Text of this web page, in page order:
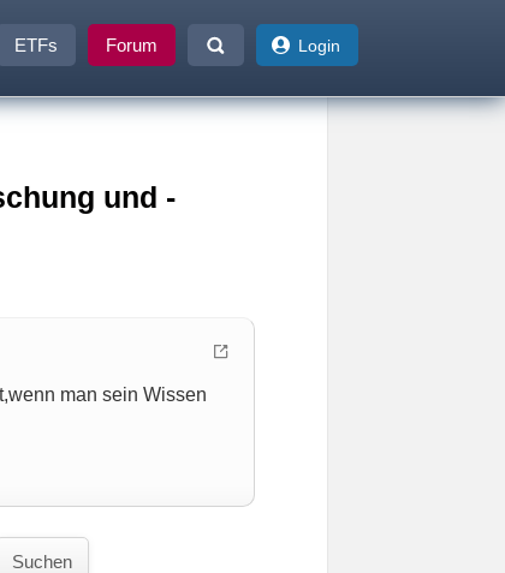
ETFs Forum Login
und -
man sein Wissen
Suchen